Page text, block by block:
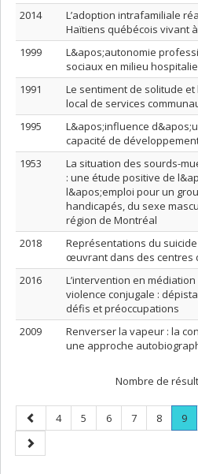
2014
L’adoption intrafamiliale
Haïtiens québécois vivant
1999
L&apos;autonomie
sociaux en milieu
1991
Le sentiment de solitude
local de services
1995
L&apos;influence
capacité de
1953
La situation des sourds-
: une étude positive de
l&apos;emploi pour un
handicapés, du sexe
région de Montréal
2018
Représentations du
œuvrant dans des centres
2016
L’intervention en
violence conjugale :
défis et préoccupations
2009
Renverser la vapeur : la
une approche
Nombre de
Page
précédente
Page
4 Page
5 Page
6 Page
7 Page
8 Page
9.
Page
suivante